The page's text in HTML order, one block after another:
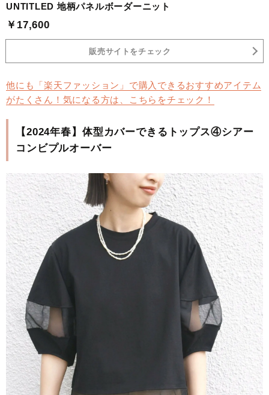
UNTITLED 地柄パネルボーダーニット
￥17,600
販売サイトをチェック
他にも「楽天ファッション」で購入できるおすすめアイテム
がたくさん！気になる方は、こちらをチェック！
【2024年春】体型カバーできるトップス④シアー
コンビプルオーバー